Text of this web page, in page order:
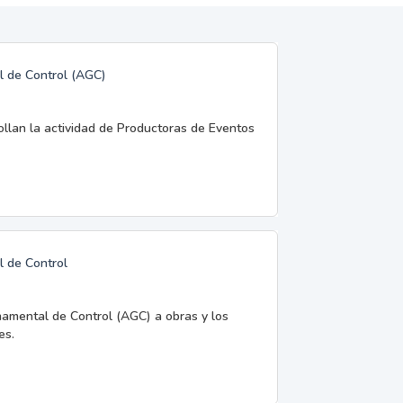
de Control (AGC)
la actividad de Productoras de Eventos
de Control
de Control (AGC) a obras y los